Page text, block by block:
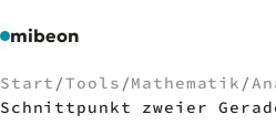
mibeon
Start /Tools /Mathematik /
Schnittpunkt zweier